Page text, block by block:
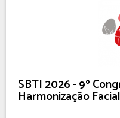
SBTI 2026 - 9º
Harmonização Facial